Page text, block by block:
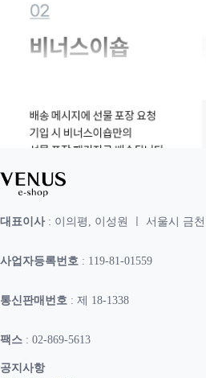
대표이사: 이의평, 이성원 ㅣ 서울시 금
사업자등록번호 : 119-81-01559
통신판매번호 : 제 18-1338
팩스 : 02-869-5613
공지사항